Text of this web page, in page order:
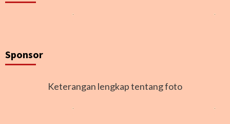
Sponsor
Keterangan lengkap tentang foto